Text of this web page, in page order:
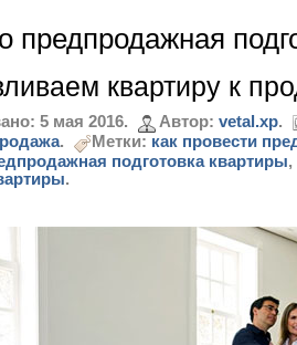
предпродажная
квартиру к
5 мая 2016. Автор: vetal.xp.
. Метки: как провести
подготовка квартиры,
.